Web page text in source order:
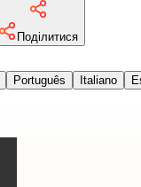
Поділитися
Português Italiano